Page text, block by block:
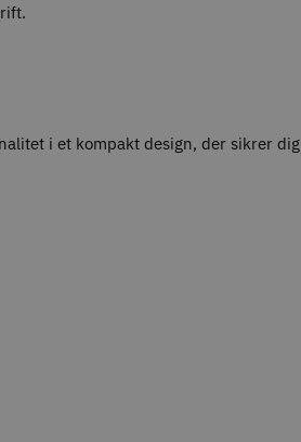
i et kompakt design, der sikrer